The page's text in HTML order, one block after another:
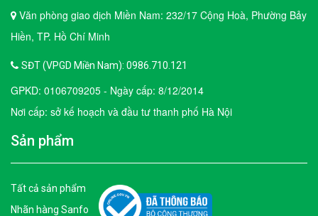
Văn phòng giao dịch Miền Nam: 232/17 Cộng Hoà, Phường Bảy
Hiền, TP. Hồ Chí Minh
SĐT (VPGD Miền Nam): 0986.710.121
GPKD: 0106709205 - Ngày cấp: 8/12/2014
Nơi cấp: sở kế hoạch và đầu tư thanh phố Hà Nội
Sản phẩm
Tất cả sản phẩm
Nhãn hàng Sanfo